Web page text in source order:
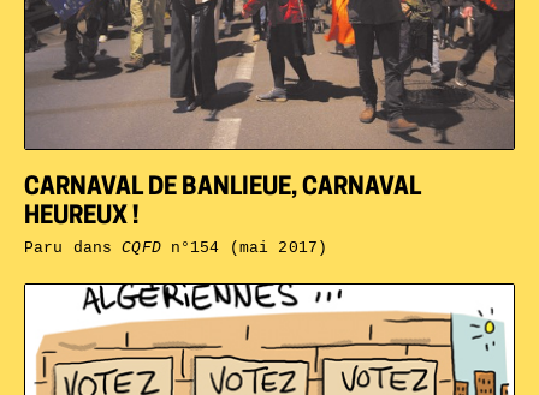
CARNAVAL DE BANLIEUE, CARNAVAL
HEUREUX !
Paru dansCQFDn°154 (mai 2017)